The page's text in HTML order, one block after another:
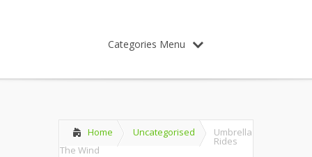
Categories Menu
Home Uncategorised Umbrella
Rides
The Wind